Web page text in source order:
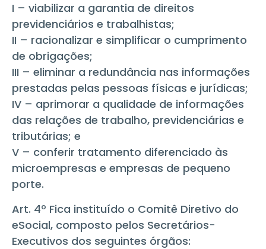
I – viabilizar a garantia de direitos
previdenciários e trabalhistas;
II – racionalizar e simplificar o cumprimento
de obrigações;
III – eliminar a redundância nas informações
prestadas pelas pessoas físicas e jurídicas;
IV – aprimorar a qualidade de informações
das relações de trabalho, previdenciárias e
tributárias; e
V – conferir tratamento diferenciado às
microempresas e empresas de pequeno
porte.
Art. 4º Fica instituído o Comitê Diretivo do
eSocial, composto pelos Secretários-
Executivos dos seguintes órgãos: